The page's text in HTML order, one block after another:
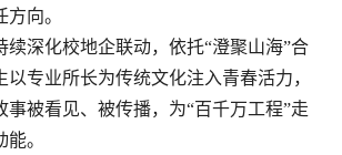
向。
续深化校地企联动，依托“澄聚山海”合
专业所长为传统文化注入青春活力，
事被看见、被传播，为“百千万工程”走
。